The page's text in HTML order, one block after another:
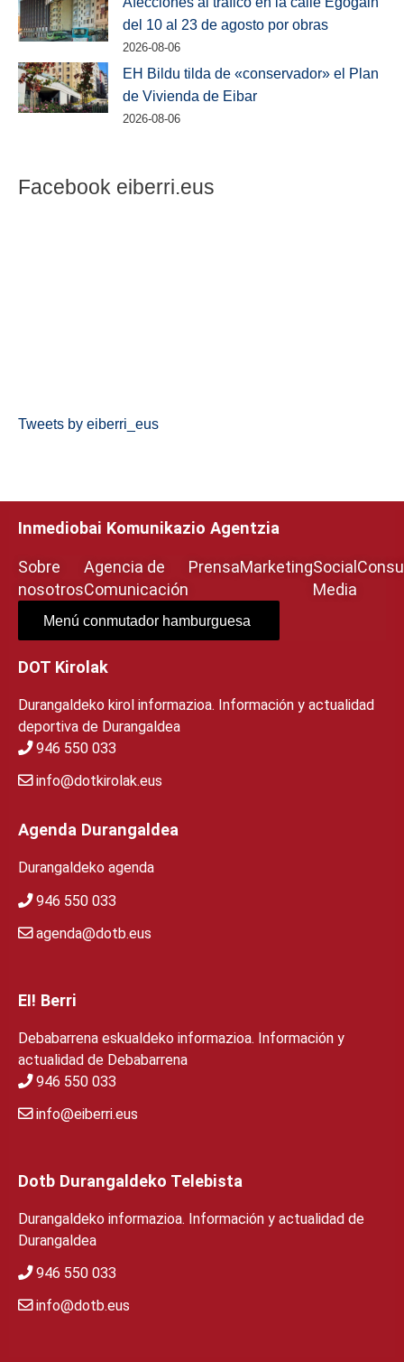
del 10 al 23 de agosto por obras
2026-08-06
EH Bildu tilda de «conservador» el Plan
de Vivienda de Eibar
2026-08-06
Facebook eiberri.eus
Tweets by eiberri_eus
Inmediobai Komunikazio Agentzia
Sobre
nosotros
Agencia de
Comunicación
PrensaMarketingSocial
Media
Menú conmutador hamburguesa
DOT Kirolak
Durangaldeko kirol informazioa. Información y actualidad
deportiva de Durangaldea
946 550 033
info@dotkirolak.eus
Agenda Durangaldea
Durangaldeko agenda
946 550 033
agenda@dotb.eus
EI! Berri
Debabarrena eskualdeko informazioa. Información y
actualidad de Debabarrena
946 550 033
info@eiberri.eus
Dotb Durangaldeko Telebista
Durangaldeko informazioa. Información y actualidad de
Durangaldea
946 550 033
info@dotb.eus